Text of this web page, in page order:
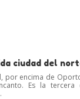
ciudad del
por encima de
Es la